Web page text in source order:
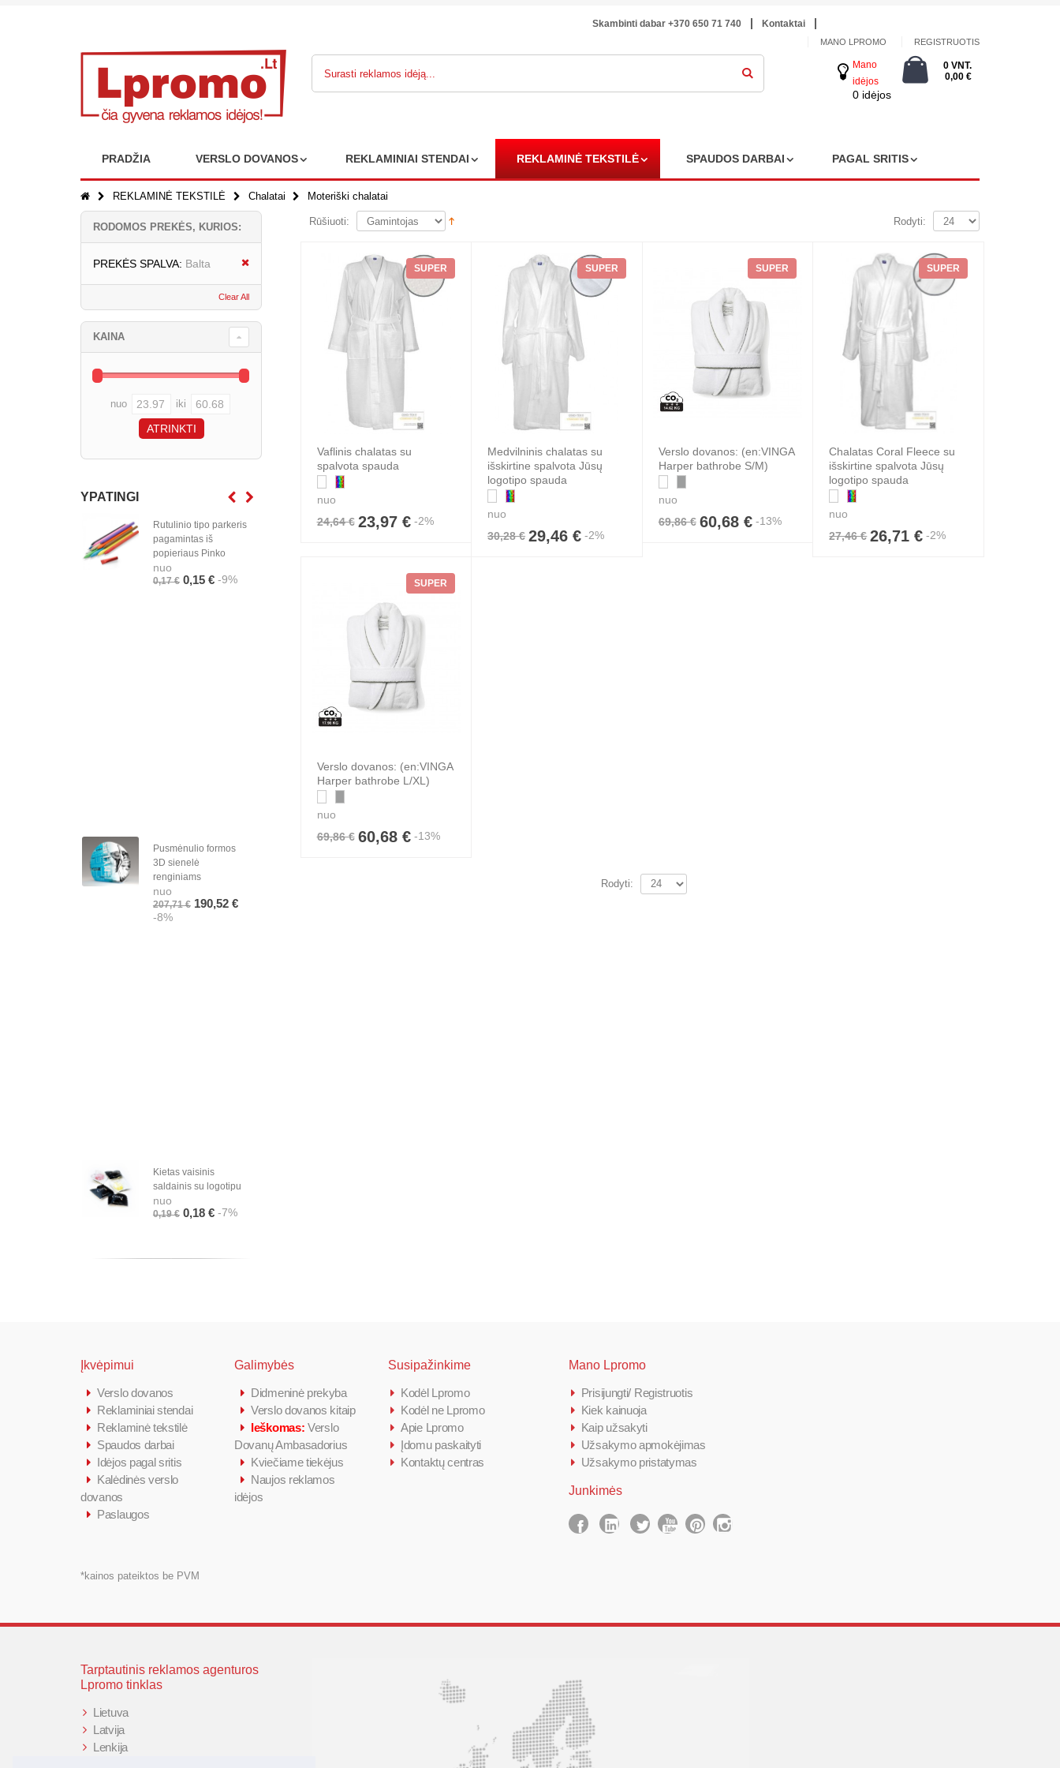
Skambinti dabar +370 650 71 740 Kontaktai
MANO LPROMO REGISTRUOTIS
Mano
idėjos
0 idėjos
0 VNT.
0,00 €
PRADŽIA VERSLO DOVANOS REKLAMINIAI STENDAI REKLAMINĖ TEKSTILĖ SPAUDOS DARBAI PAGAL SRITIS
REKLAMINĖ TEKSTILĖ Chalatai Moteriški chalatai
Rūšiuoti: Rodyti:
SUPER
Vaflinis chalatas su
spalvota spauda
nuo
24,64 € 23,97 €-2%
SUPER
Medvilninis chalatas su
išskirtine spalvota Jūsų
logotipo spauda
nuo
30,28 € 29,46 € -2%
SUPER
Verslo dovanos: (en:VINGA
Harper bathrobe S/M)
nuo
69,86 € 60,68 €-13%
SUPER
Chalatas Coral Fleece su
išskirtine spalvota Jūsų
logotipo spauda
nuo
27,46 € 26,71 € -2%
SUPER
Verslo dovanos: (en:VINGA
Harper bathrobe L/XL)
nuo
69,86 € 60,68 €-13%
Rodyti:
RODOMOS PREKĖS, KURIOS:
PREKĖS SPALVA: Balta
Clear All
KAINA
nuo iki
YPATINGI
Rutulinio tipo parkeris
pagamintas iš
popieriaus Pinko
nuo
0,17 € 0,15 €-9%
Pusmėnulio formos
3D sienelė
renginiams
nuo
207,71 € 190,52 €
-8%
Kietas vaisinis
saldainis su logotipu
nuo
0,19 € 0,18 €-7%
„QUICK-DRY” greitai
spauda (vienpusis)
5,42 € -8%
Rudas reklaminis
Įkvėpimui
Verslo dovanos
Reklaminiai stendai
Reklaminė tekstilė
Spaudos darbai
Idėjos pagal sritis
Kalėdinės verslo
dovanos
Paslaugos
*kainos pateiktos be PVM
Galimybės
Didmeninė prekyba
Verslo dovanos kitaip
Ieškomas: Verslo
Dovanų Ambasadorius
Kviečiame tiekėjus
Naujos reklamos
idėjos
Susipažinkime
Kodėl Lpromo
Kodėl ne Lpromo
Apie Lpromo
Įdomu paskaityti
Kontaktų centras
Mano Lpromo
Prisijungti/ Registruotis
Kiek kainuoja
Kaip užsakyti
Užsakymo apmokėjimas
Užsakymo pristatymas
Junkimės
Tarptautinis reklamos agenturos
Lpromo tinklas
Lietuva
Latvija
Lenkija